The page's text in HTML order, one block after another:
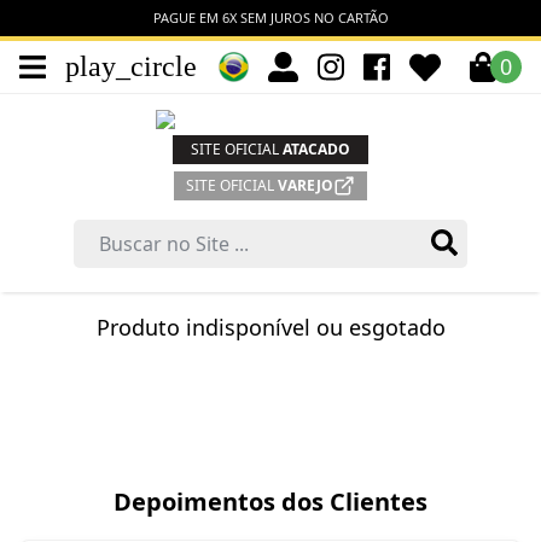
PAGUE EM 6X SEM JUROS NO CARTÃO
play_circle 0
SITE OFICIALATACADO
SITE OFICIALVAREJO
Produto indisponível ou esgotado
Depoimentos dos Clientes